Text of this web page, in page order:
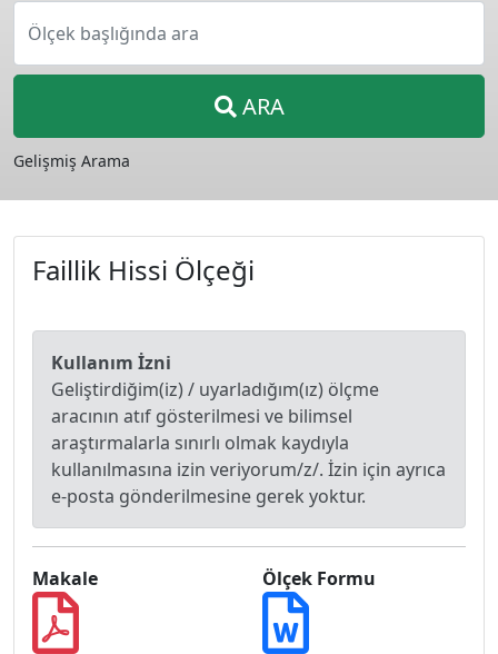
Ölçek başlığında ara
ARA
Gelişmiş Arama
Faillik Hissi Ölçeği
Kullanım İzni
Geliştirdiğim(iz) / uyarladığım(ız) ölçme
aracının atıf gösterilmesi ve bilimsel
araştırmalarla sınırlı olmak kaydıyla
kullanılmasına izin veriyorum/z/. İzin için ayrıca
e-posta gönderilmesine gerek yoktur.
Makale Ölçek Formu